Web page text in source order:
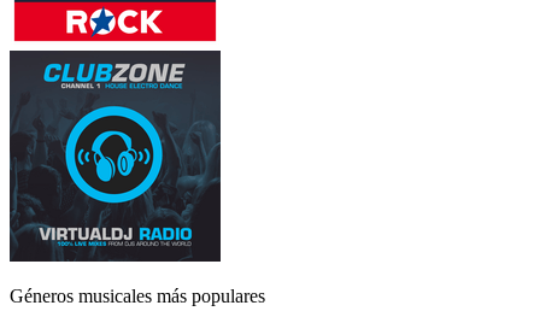
Géneros musicales más populares